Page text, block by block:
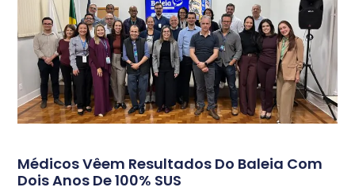
Médicos Vêem Resultados Do Baleia Com
Dois Anos De 100% SUS